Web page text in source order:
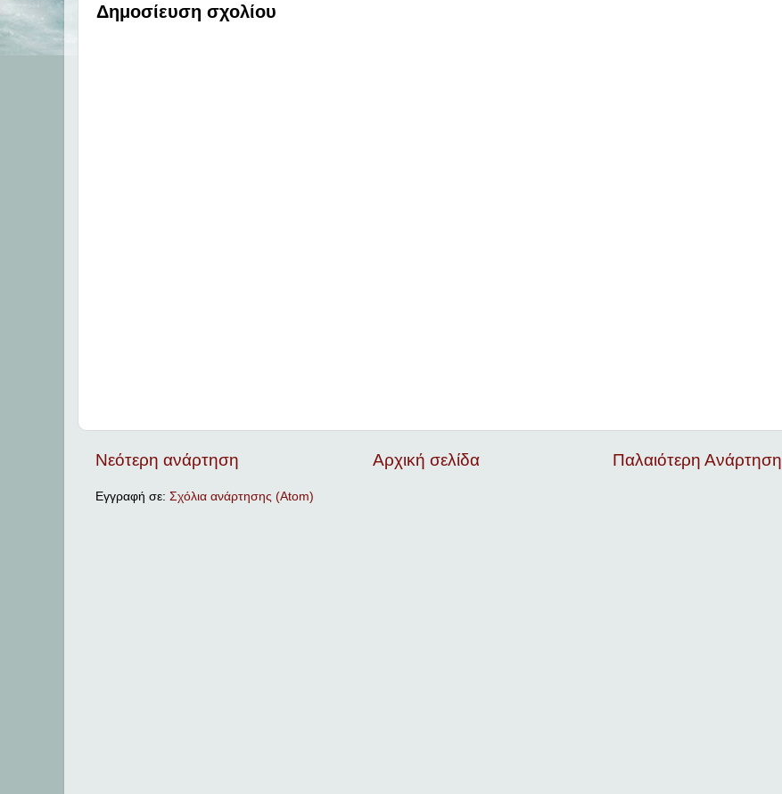
Δημοσίευση σχολίου
Νεότερη ανάρτηση Παλαιότερη Ανάρτηση
Αρχική σελίδα
Εγγραφή σε: Σχόλια ανάρτησης (Atom)